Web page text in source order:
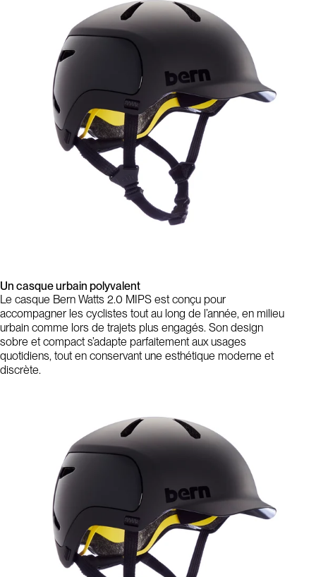
Un casque urbain polyvalent
Le casque Bern Watts 2.0 MIPS est conçu pour
accompagner les cyclistes tout au long de l’année, en milieu
urbain comme lors de trajets plus engagés. Son design
sobre et compact s’adapte parfaitement aux usages
quotidiens, tout en conservant une esthétique moderne et
discrète.